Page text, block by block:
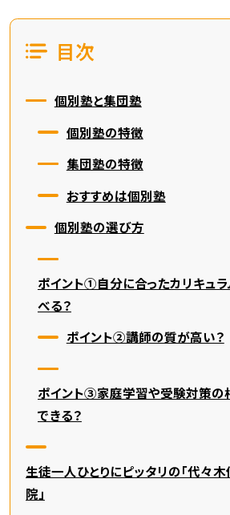
目次
個別塾と集団塾
個別塾の特徴
集団塾の特徴
おすすめは個別塾
個別塾の選び方
ポイント①自分に合ったカリキュ
べる？
ポイント②講師の質が高い？
ポイント③家庭学習や受験対策の
できる？
生徒一人ひとりにピッタリの「代々
院」